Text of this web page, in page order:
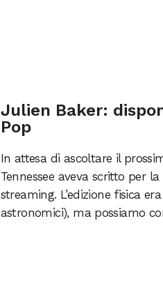
Julien Baker:
Pop
In attesa di ascoltare il
Tennessee aveva scritto per
streaming. L’edizione fisica
astronomici), ma possiamo